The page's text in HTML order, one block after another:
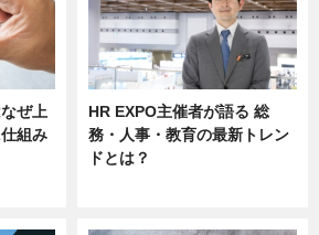
ぜ上
組み
HR EXPO主催者が語る 総
務・人事・教育の最新トレン
ドとは？